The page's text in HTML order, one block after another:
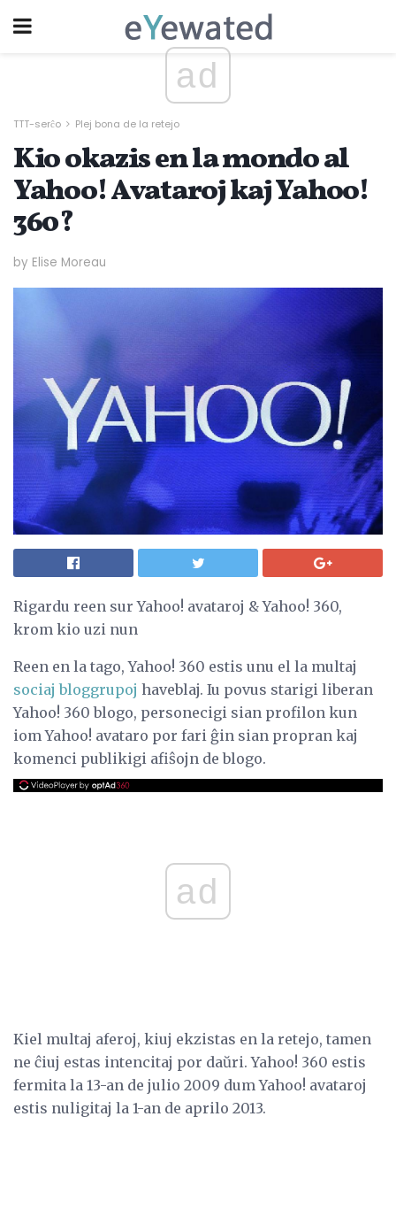
ad
TTT-serĉo Plej bona de la retejo
Kio okazis en la mondo al
Yahoo! Avataroj kaj Yahoo!
360?
by Elise Moreau
Rigardu reen sur Yahoo! avataroj & Yahoo! 360,
krom kio uzi nun
Reen en la tago, Yahoo! 360 estis unu el la multaj
sociaj bloggrupoj haveblaj. Iu povus starigi liberan
Yahoo! 360 blogo, personecigi sian profilon kun
iom Yahoo! avataro por fari ĝin sian propran kaj
komenci publikigi afiŝojn de blogo.
ad
Kiel multaj aferoj, kiuj ekzistas en la retejo, tamen
ne ĉiuj estas intencitaj por daŭri. Yahoo! 360 estis
fermita la 13-an de julio 2009 dum Yahoo! avataroj
estis nuligitaj la 1-an de aprilo 2013.